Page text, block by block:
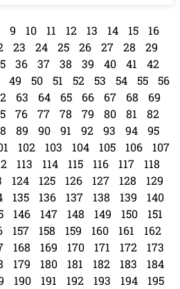
9 10 11 12 13 14 15
16
23 24 25 26 27 28
29
36 37 38 39 40 41
42
49 50 51 52 53 54 55
56
63 64 65 66 67 68
69
76 77 78 79 80 81
82
89 90 91 92 93 94
95
102 103 104 105 106
107
113 114 115 116 117
118
124 125 126 127 128
129
135 136 137 138 139
140
146 147 148 149 150
151
157 158 159 160 161
162
168 169 170 171 172
173
179 180 181 182 183
184
190 191 192 193 194
195